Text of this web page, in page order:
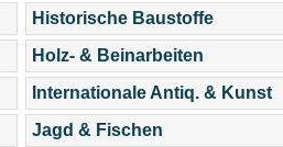
Historische Baustoffe
Holz- & Beinarbeiten
Internationale Antiq. & Kunst
Jagd & Fischen